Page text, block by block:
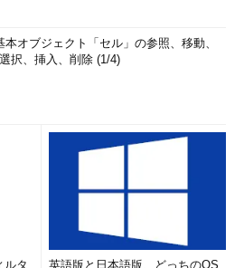
指定した場合に使用されるフォント
本オブジェクト「セル」の参照、移動、
択、挿入、削除 (1/4)
ルタ
英語版と日本語版、どっちのOS